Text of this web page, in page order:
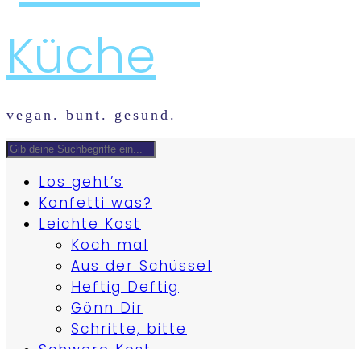
vegan. bunt. gesund.
Los geht’s
Konfetti was?
Leichte Kost
Koch mal
Aus der Schüssel
Heftig Deftig
Gönn Dir
Schritte, bitte